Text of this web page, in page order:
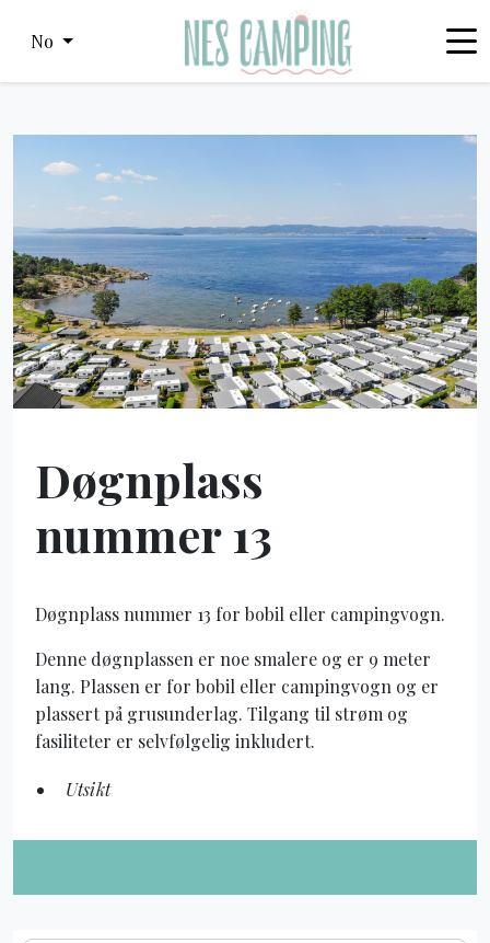
No
Døgnplass
nummer 13
Døgnplass nummer 13 for bobil eller campingvogn.
Denne døgnplassen er noe smalere og er 9 meter
lang. Plassen er for bobil eller campingvogn og er
plassert på grusunderlag. Tilgang til strøm og
fasiliteter er selvfølgelig inkludert.
Utsikt